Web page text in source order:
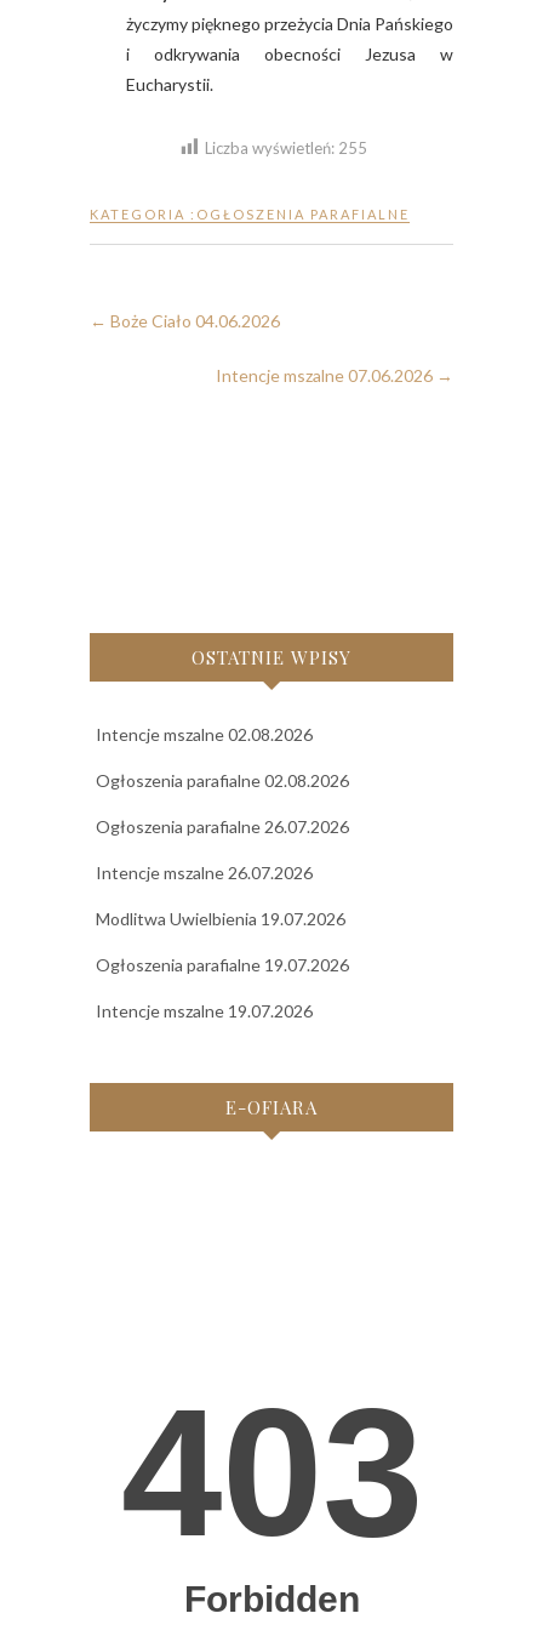
życzymy pięknego przeżycia Dnia Pańskiego
i odkrywania obecności Jezusa w
Eucharystii.
Liczba wyświetleń: 255
KATEGORIA : OGŁOSZENIA PARAFIALNE
← Boże Ciało 04.06.2026
Intencje mszalne 07.06.2026 →
OSTATNIE WPISY
Intencje mszalne 02.08.2026
Ogłoszenia parafialne 02.08.2026
Ogłoszenia parafialne 26.07.2026
Intencje mszalne 26.07.2026
Modlitwa Uwielbienia 19.07.2026
Ogłoszenia parafialne 19.07.2026
Intencje mszalne 19.07.2026
E-OFIARA